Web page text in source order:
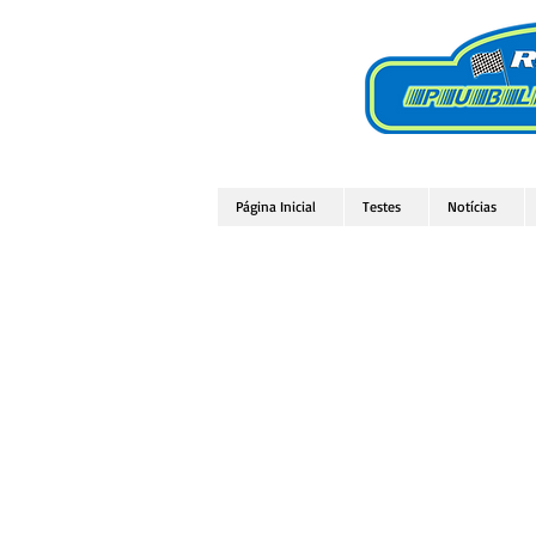
Página Inicial Testes Notícias